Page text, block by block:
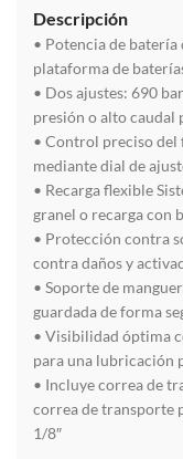
Descripción
• Potencia de
plataforma de
• Dos ajustes: 690
presión o alto caudal
• Control preciso del
mediante dial de
• Recarga flexible
granel o recarga con
• Protección contra
contra daños y
• Soporte de
guardada de forma
• Visibilidad óptima
para una lubricación
• Incluye correa de
correa de transporte
1/8″